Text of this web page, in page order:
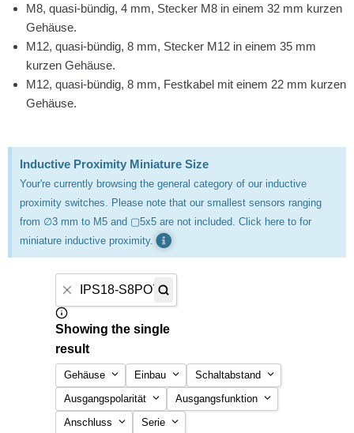
M8, quasi-bündig, 4 mm, Stecker M8 in einem 32 mm kurzen
Gehäuse.
M12, quasi-bündig, 8 mm, Stecker M12 in einem 35 mm
kurzen Gehäuse.
M12, quasi-bündig, 8 mm, Festkabel mit einem 22 mm kurzen
Gehäuse.
Inductive Proximity Miniature Size
Your're currently browsing the general category of our inductive
proximity switches. Please note that our smallest sensors ranging
from ∅3 mm to M5 and ▢5x5 are not included. Click here to for
miniature inductive proximity.
Showing the single
result
Gehäuse
16×28×12 mm
Einbau
bündig
Schaltabstand
1 mm
Ausgangspolarität Ausgangsfunktion
Anschluss Serie